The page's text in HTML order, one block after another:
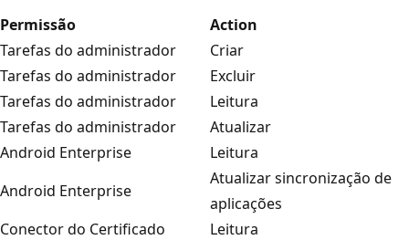
Permissão
Action
Tarefas do administrador
Criar
Tarefas do administrador
Excluir
Tarefas do administrador
Leitura
Tarefas do administrador
Atualizar
Android Enterprise
Leitura
Android Enterprise
Atualizar sincronização de
aplicações
Conector do Certificado
Leitura